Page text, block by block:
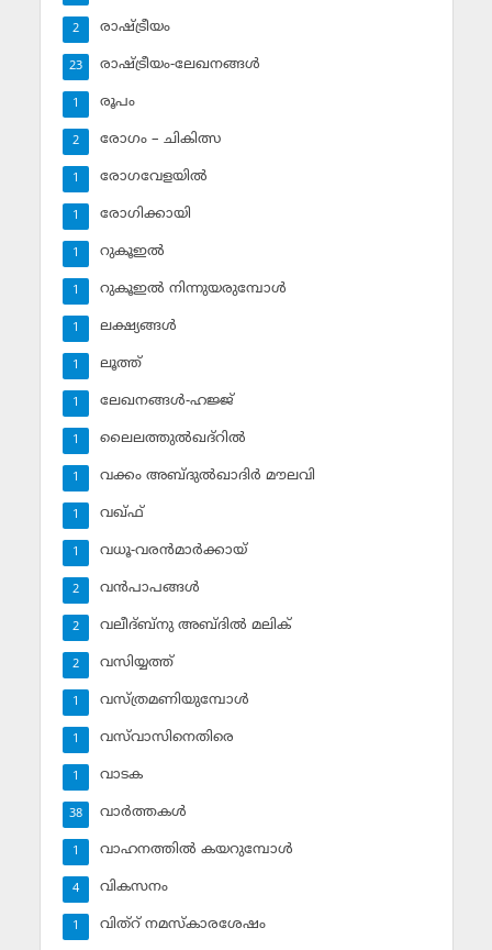
രാഷ്ട്രീയം
2
രാഷ്ട്രീയം-ലേഖനങ്ങള്‍
23
രൂപം
1
രോഗം – ചികിത്സ
2
രോഗവേളയില്‍
1
രോഗിക്കായി
1
റുകൂഇല്‍
1
റുകൂഇല്‍ നിന്നുയരുമ്പോള്‍
1
ലക്ഷ്യങ്ങള്‍
1
ലൂത്ത്‌
1
ലേഖനങ്ങള്‍-ഹജ്ജ്‌
1
ലൈലത്തുല്‍ഖദ്‌റില്‍
1
വക്കം അബ്ദുല്‍ഖാദിര്‍ മൗലവി
1
വഖ്ഫ്
1
വധൂ-വരന്‍മാര്‍ക്കായ്
1
വന്‍പാപങ്ങള്‍
2
വലീദ്ബ്‌നു അബ്ദില്‍ മലിക്‌
2
വസിയ്യത്ത്‌
2
വസ്ത്രമണിയുമ്പോള്‍
1
വസ്‌വാസിനെതിരെ
1
വാടക
1
വാര്‍ത്തകള്‍
38
വാഹനത്തില്‍ കയറുമ്പോള്‍
1
വികസനം
4
വിത്‌റ് നമസ്‌കാരശേഷം
1